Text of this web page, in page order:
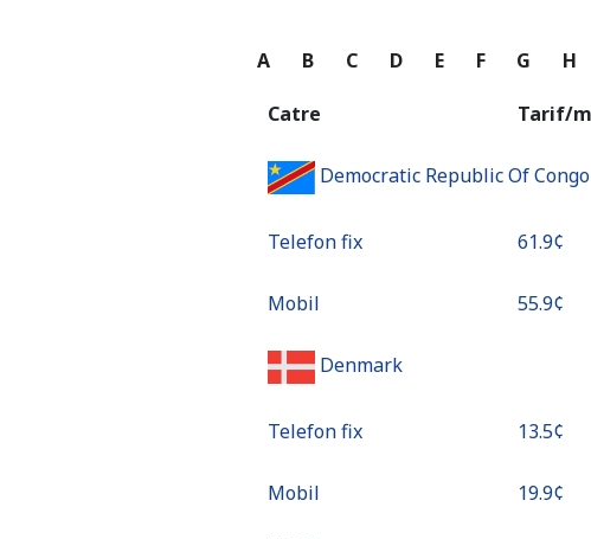
A B C D E F G H
Catre Tarif/
Democratic Republic Of Congo
Telefon fix ⁦61.9¢⁩
Mobil ⁦55.9¢⁩
Denmark
Telefon fix ⁦13.5¢⁩
Mobil ⁦19.9¢⁩